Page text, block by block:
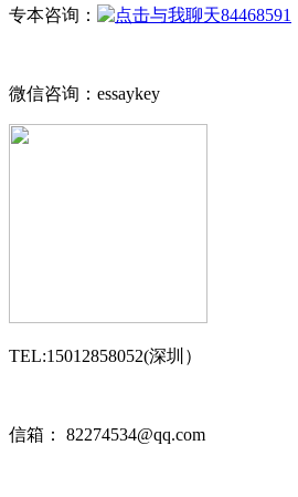
专本咨询： 84468591
微信咨询：essaykey
TEL:15012858052(深圳）
信箱： 82274534@qq.com